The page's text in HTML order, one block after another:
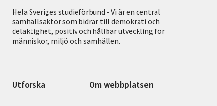
Hela Sveriges studieförbund - Vi är en central
samhällsaktör som bidrar till demokrati och
delaktighet, positiv och hållbar utveckling för
människor, miljö och samhällen.
Utforska Om webbplatsen